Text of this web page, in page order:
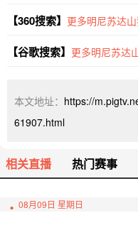
【360搜索】 更多明尼苏达
【谷歌搜索】 更多明尼苏达
本文地址： https://
61907.html
相关直播 热门赛事
08月09日 星期日